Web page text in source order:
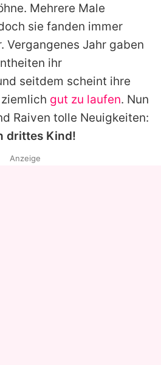
verwalten
Mehrere Male
sie fanden immer
Vergangenes Jahr gaben
ihr
seitdem scheint ihre
gut zu laufen. Nun
Raiven tolle Neuigkeiten:
drittes Kind!
Anzeige